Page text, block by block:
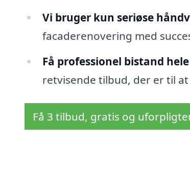
Vi bruger kun seriøse
facaderenovering med
Få professionel bistand
retvisende tilbud, der er til
Få 3 tilbud, gratis og